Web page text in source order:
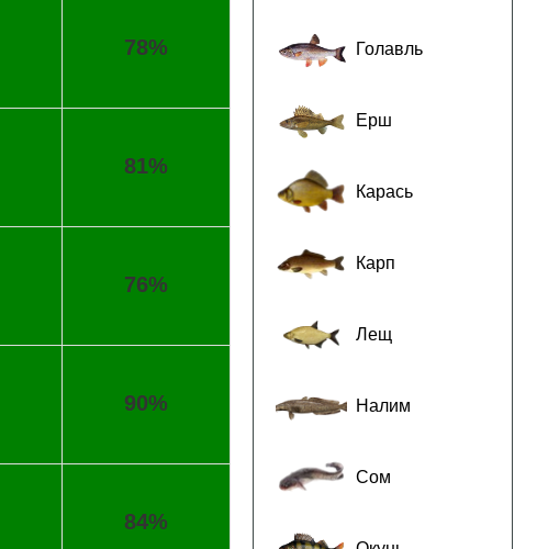
78%
81%
76%
90%
84%
Голавль
Ерш
Карась
Карп
Лещ
Налим
Сом